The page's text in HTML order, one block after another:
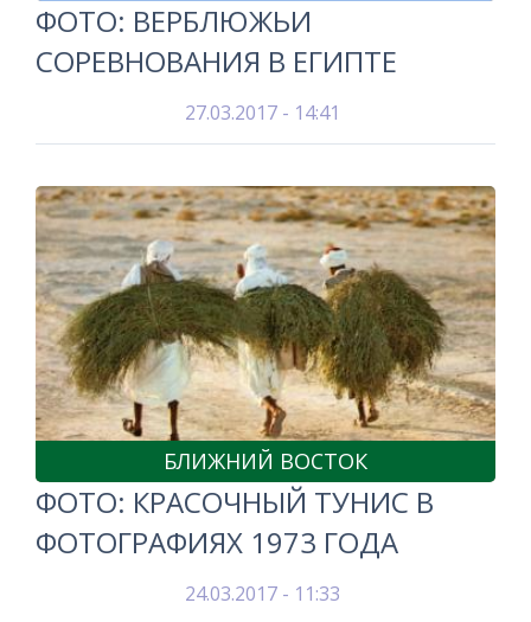
ФОТО: ВЕРБЛЮЖЬИ
СОРЕВНОВАНИЯ В ЕГИПТЕ
27.03.2017 - 14:41
БЛИЖНИЙ ВОСТОК
ФОТО: КРАСОЧНЫЙ ТУНИС В
ФОТОГРАФИЯХ 1973 ГОДА
24.03.2017 - 11:33